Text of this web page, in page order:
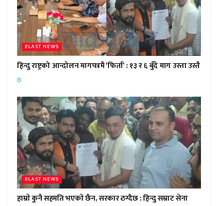
BLAST NEWS
हिन्दु राष्ट्रको आन्दोलन मागपत्रमै ‘फिर्ता’ : १३ र ६ बुँदे माग उस्ता उस्तै
BLAST NEWS
हाम्राे कुनै सहमति भएकाे छैन, सरकार ठग्दैछ : हिन्दु सम्राट सेना